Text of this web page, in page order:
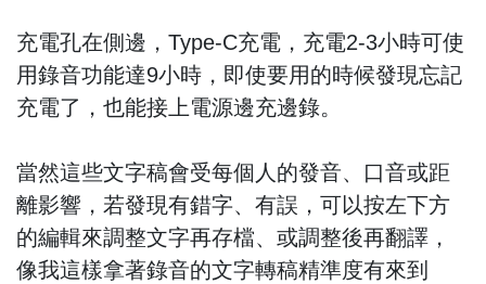
充電孔在側邊，Type-C充電，充電2-3小時可使
用錄音功能達9小時，即使要用的時候發現忘記
充電了，也能接上電源邊充邊錄。
當然這些文字稿會受每個人的發音、口音或距
離影響，若發現有錯字、有誤，可以按左下方
的編輯來調整文字再存檔、或調整後再翻譯，
像我這樣拿著錄音的文字轉稿精準度有來到